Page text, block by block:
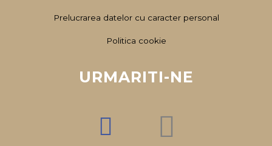
Prelucrarea datelor cu caracter personal
Politica cookie
URMARITI-NE